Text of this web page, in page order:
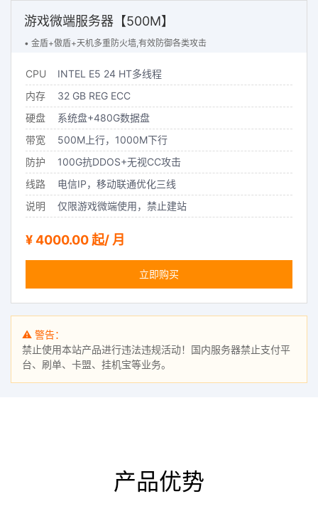
游戏微端服务器【500M】
• 金盾+傲盾+天机多重防火墙,有效防御各类攻击
CPU
INTEL E5 24 HT多线程
内存
32 GB REG ECC
硬盘
系统盘+480G数据盘
带宽
500M上行，1000M下行
防护
100G抗DDOS+无视CC攻击
线路
电信IP，移动联通优化三线
说明
仅限游戏微端使用，禁止建站
¥ 4000.00 起/ 月
立即购买
⚠ 警告：
禁止使用本站产品进行违法违规活动！国内服务器禁止支付平
台、刷单、卡盟、挂机宝等业务。
产品优势